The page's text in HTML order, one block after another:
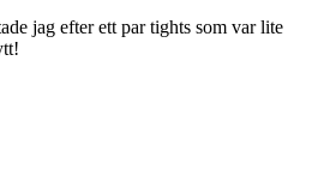
jag efter ett par tights som var lite